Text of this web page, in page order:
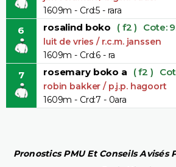
1609m - Crd:5 - rara
6 rosalind boko ( f2 ) Cote:
luit de vries / r.c.m. janssen
1609m - Crd:6 - ra
7 rosemary boko a ( f2 )
robin bakker / p.j.p. hagoort
1609m - Crd:7 - 0ara
Pronostics PMU Et Conseils Avisés